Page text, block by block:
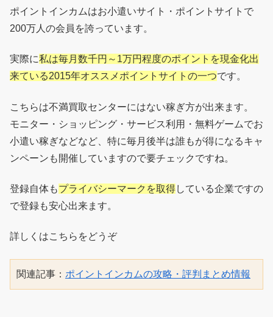
ポイントインカムはお小遣いサイト・ポイントサイトで
200万人の会員を誇っています。
実際に私は毎月数千円～1万円程度のポイントを現金化出
来ている2015年オススメポイントサイトの一つです。
こちらは不満買取センターにはない稼ぎ方が出来ます。
モニター・ショッピング・サービス利用・無料ゲームでお
小遣い稼ぎなどなど、特に毎月後半は誰もが得になるキャ
ンペーンも開催していますので要チェックですね。
登録自体もプライバシーマークを取得している企業ですの
で登録も安心出来ます。
詳しくはこちらをどうぞ
関連記事： ポイントインカムの攻略・評判まとめ情報